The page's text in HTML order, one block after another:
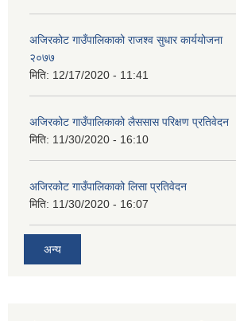
अजिरकोट गाउँपालिकाको राजश्व सुधार कार्ययोजना
२०७७
मिति: 12/17/2020 - 11:41
अजिरकोट गाउँपालिकाको लैससास परिक्षण प्रतिवेदन
मिति: 11/30/2020 - 16:10
अजिरकोट गाउँपालिकाको लिसा प्रतिवेदन
मिति: 11/30/2020 - 16:07
अन्य